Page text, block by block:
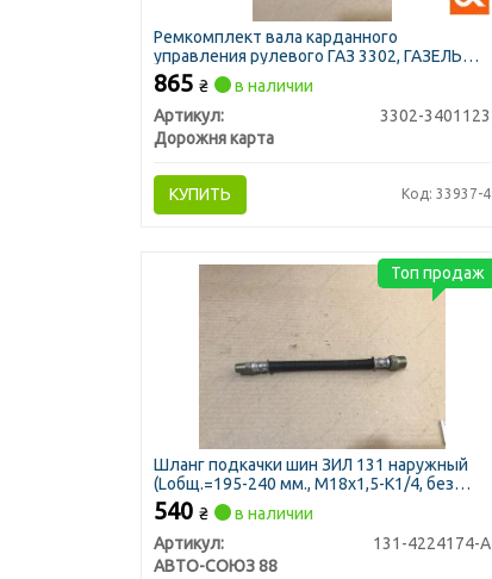
Ремкомплект вала карданного
управления рулевого ГАЗ 3302, ГАЗЕЛЬ
(нижняя часть) (ДК)
865 ₴
в наличии
Артикул:
3302-3401123
Дорожня карта
КУПИТЬ Код: 33937-4
Шланг подкачки шин ЗИЛ 131 наружный
(Lобщ.=195-240 мм., М18х1,5-К1/4, без
гайки)
540 ₴
в наличии
Артикул:
131-4224174-А
АВТО-СОЮЗ 88
Топ продаж